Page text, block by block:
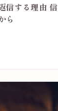
信する理由
ら